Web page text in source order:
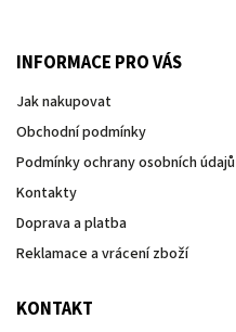
INFORMACE PRO VÁS
Jak nakupovat
Obchodní podmínky
Podmínky ochrany osobních údajů
Kontakty
Doprava a platba
Reklamace a vrácení zboží
KONTAKT